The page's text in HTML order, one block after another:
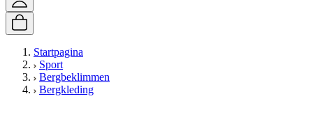
Startpagina
Sport
Bergbeklimmen
Bergkleding